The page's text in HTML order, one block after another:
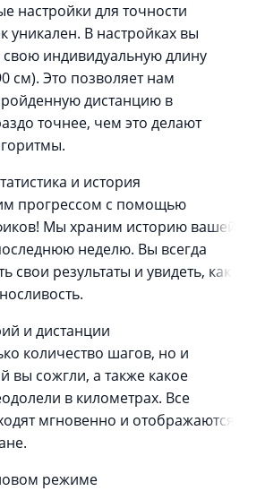
настройки для точности
уникален. В настройках вы
свою индивидуальную длину
см). Это позволяет нам
дистанцию в
точнее, чем это делают
и история
прогрессом с помощью
Мы храним историю вашей
неделю. Вы всегда
свои результаты и увидеть, как
и дистанции
количество шагов, но и
вы сожгли, а также какое
в километрах. Все
мгновенно и отображаются
режиме